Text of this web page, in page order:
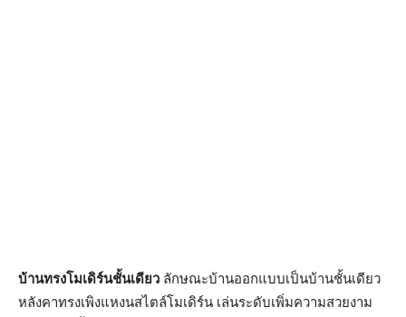
บ้านทรงโมเดิร์นชั้นเดียว ลักษณะบ้านออกแบบเป็นบ้านชั้นเดียว
หลังคาทรงเพิงแหงนสไตล์โมเดิร์น เล่นระดับเพิ่มความสวยงาม